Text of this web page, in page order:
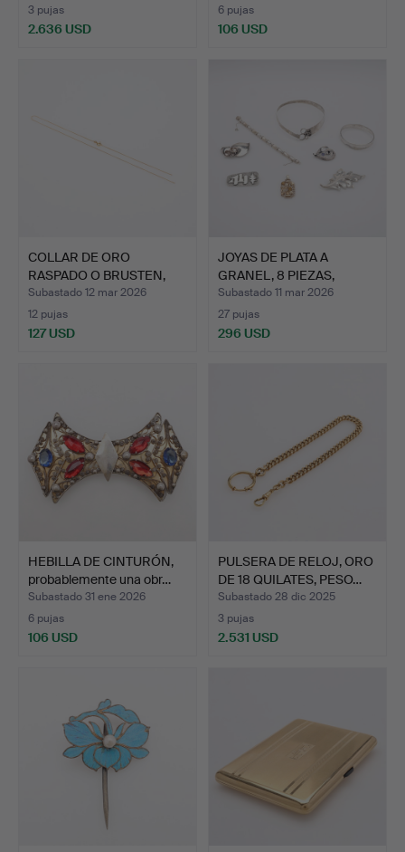
3 pujas
2.636 USD
6 pujas
106 USD
COLLAR DE ORO
RASPADO O BRUSTEN,
PULSERA B…
Subastado 12 mar 2026
12 pujas
127 USD
JOYAS DE PLATA A
GRANEL, 8 PIEZAS,
BROCHES…
Subastado 11 mar 2026
27 pujas
296 USD
HEBILLA DE CINTURÓN,
probablemente una obr…
Subastado 31 ene 2026
6 pujas
106 USD
PULSERA DE RELOJ, ORO
DE 18 QUILATES, PESO…
Subastado 28 dic 2025
3 pujas
2.531 USD